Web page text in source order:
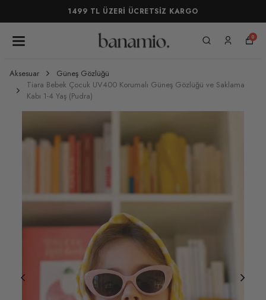
1499 TL ÜZERİ ÜCRETSİZ KARGO
0
Aksesuar
Güneş Gözlüğü
Tiara Bebek Çocuk UV400 Korumalı Güneş Gözlüğü ve Saklama
Kabı 1-4 Yaş (Pudra)